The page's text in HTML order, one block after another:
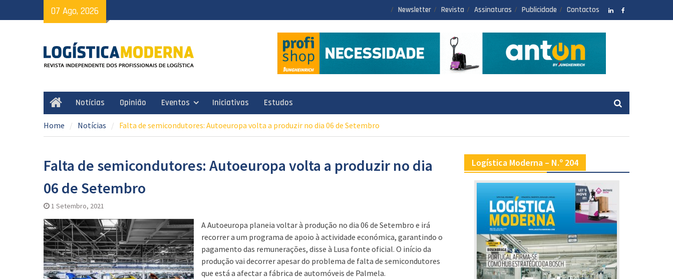
to
07 Ago, 2026 Newsletter Revista Assinaturas Publicidade Contactos
HomeNotícias Opinião Eventos Iniciativas Estudos
Home Notícias Falta de semicondutores: Autoeuropa volta a produzir no dia 06 de Setembro
Falta de semicondutores: Autoeuropa volta a produzir no dia
06 de Setembro
1 Setembro, 2021
A Autoeuropa planeia voltar à produção no dia 06 de Setembro e irá
recorrer a um programa de apoio à actividade económica, garantindo o
pagamento das remunerações, disse à Lusa fonte oficial. O início da
produção vai decorrer apesar do problema de falta de semicondutores
que está a afectar a fábrica de automóveis de Palmela.
Logística Moderna – N.º 204